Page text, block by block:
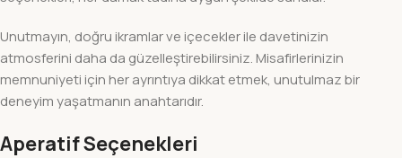
Unutmayın, doğru ikramlar ve içecekler ile davetinizin
atmosferini daha da güzelleştirebilirsiniz. Misafirlerinizin
memnuniyeti için her ayrıntıya dikkat etmek, unutulmaz bir
deneyim yaşatmanın anahtarıdır.
Aperatif Seçenekleri